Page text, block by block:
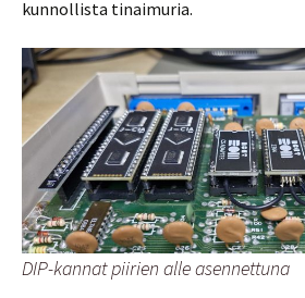
kunnollista tinaimuria.
DIP-kannat piirien alle asennettuna